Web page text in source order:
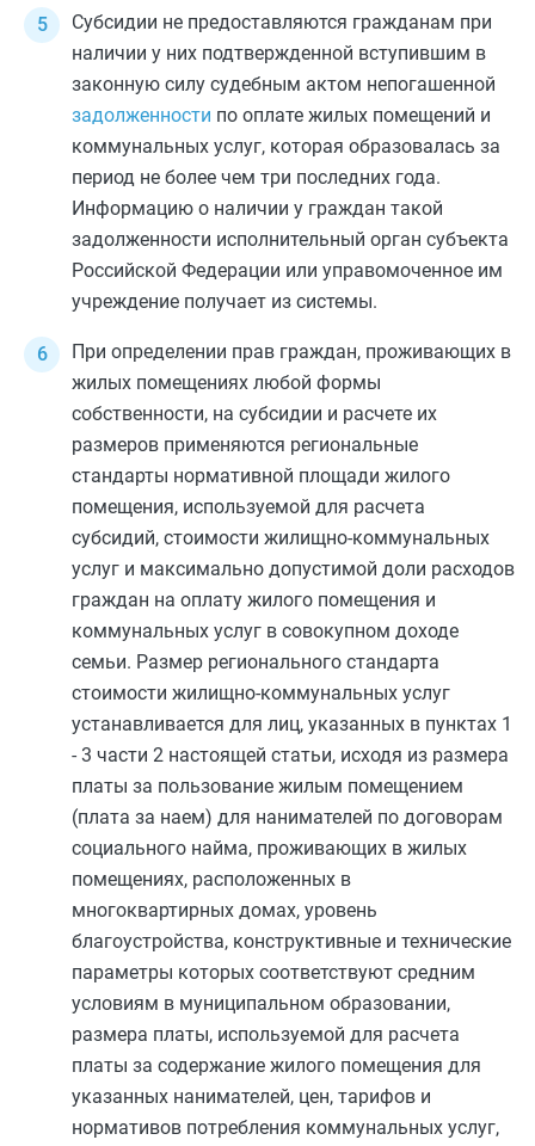
Субсидии не предоставляются гражданам при
наличии у них подтвержденной вступившим в
законную силу судебным актом непогашенной
задолженности по оплате жилых помещений и
коммунальных услуг, которая образовалась за
период не более чем три последних года.
Информацию о наличии у граждан такой
задолженности исполнительный орган субъекта
Российской Федерации или управомоченное им
учреждение получает из системы.
При определении прав граждан, проживающих в
жилых помещениях любой формы
собственности, на субсидии и расчете их
размеров применяются региональные
стандарты нормативной площади жилого
помещения, используемой для расчета
субсидий, стоимости жилищно-коммунальных
услуг и максимально допустимой доли расходов
граждан на оплату жилого помещения и
коммунальных услуг в совокупном доходе
семьи. Размер регионального стандарта
стоимости жилищно-коммунальных услуг
устанавливается для лиц, указанных в пунктах 1
- 3 части 2 настоящей статьи, исходя из размера
платы за пользование жилым помещением
(плата за наем) для нанимателей по договорам
социального найма, проживающих в жилых
помещениях, расположенных в
многоквартирных домах, уровень
благоустройства, конструктивные и технические
параметры которых соответствуют средним
условиям в муниципальном образовании,
размера платы, используемой для расчета
платы за содержание жилого помещения для
указанных нанимателей, цен, тарифов и
нормативов потребления коммунальных услуг,